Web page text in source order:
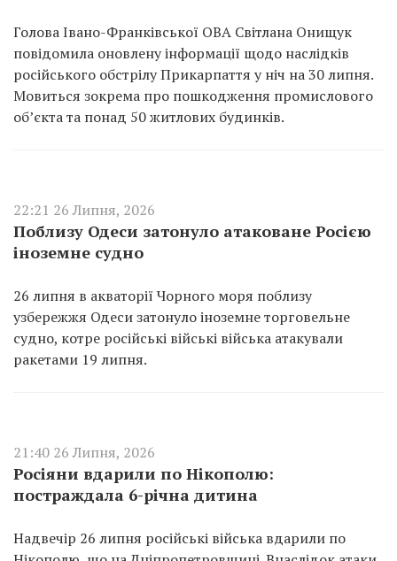
Голова Івано-Франківської ОВА Світлана Онищук
повідомила оновлену інформації щодо наслідків
російського обстрілу Прикарпаття у ніч на 30 липня.
Мовиться зокрема про пошкодження промислового
об’єкта та понад 50 житлових будинків.
22:21 26 Липня, 2026
Поблизу Одеси затонуло атаковане Росією
іноземне судно
26 липня в акваторії Чорного моря поблизу
узбережжя Одеси затонуло іноземне торговельне
судно, котре російські війські війська атакували
ракетами 19 липня.
21:40 26 Липня, 2026
Росіяни вдарили по Нікополю:
постраждала 6-річна дитина
Надвечір 26 липня російські війська вдарили по